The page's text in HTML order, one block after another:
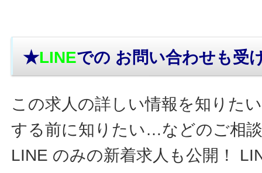
★LINEでの お問い合わせも受
この求人の詳しい情報を知りた
する前に知りたい…などのご相
LINE のみの新着求人も公開！